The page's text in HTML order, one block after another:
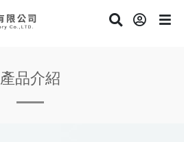
產品介紹